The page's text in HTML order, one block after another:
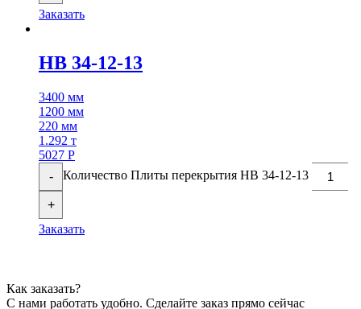
Заказать
НВ 34-12-13
3400 мм
1200 мм
220 мм
1.292 т
5027 Р
-
Количество Плиты перекрытия НВ 34-12-13
+
Заказать
Как заказать?
С нами работать удобно. Сделайте заказ прямо сейчас